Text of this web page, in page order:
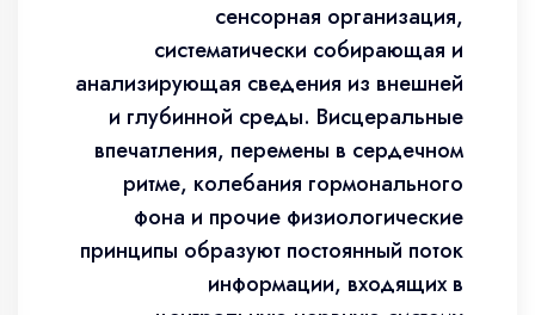
сенсорная организация,
систематически собирающая и
анализирующая сведения из внешней
и глубинной среды. Висцеральные
впечатления, перемены в сердечном
ритме, колебания гормонального
фона и прочие физиологические
принципы образуют постоянный поток
информации, входящих в